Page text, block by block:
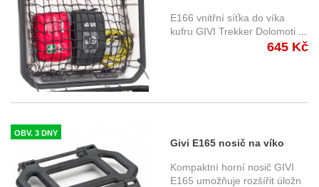
kufru GIVI Trekker Dolomoti
DLM 30/DLM 46
E166 vnitřní síťka do víka
kufru GIVI Trekker Dolomoti
645 Kč
OBV. 3 DNY
Givi E165 nosič na víko
kufru Dolomiti DLM 30 a
DLM 46
Kompaktní horní nosič GIVI
E165 umožňuje rozšířit úložn